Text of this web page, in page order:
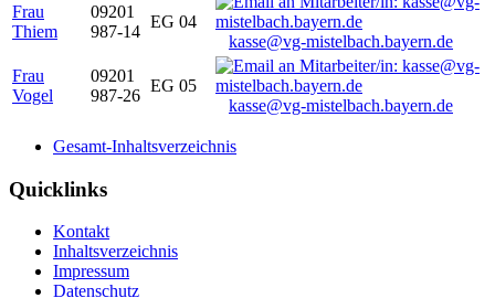
Frau
Thiem
09201
987-14
EG 04
kasse@vg-mistelbach.bayern.de
Frau
Vogel
09201
987-26
EG 05
kasse@vg-mistelbach.bayern.de
Gesamt-Inhaltsverzeichnis
Quicklinks
Kontakt
Inhaltsverzeichnis
Impressum
Datenschutz